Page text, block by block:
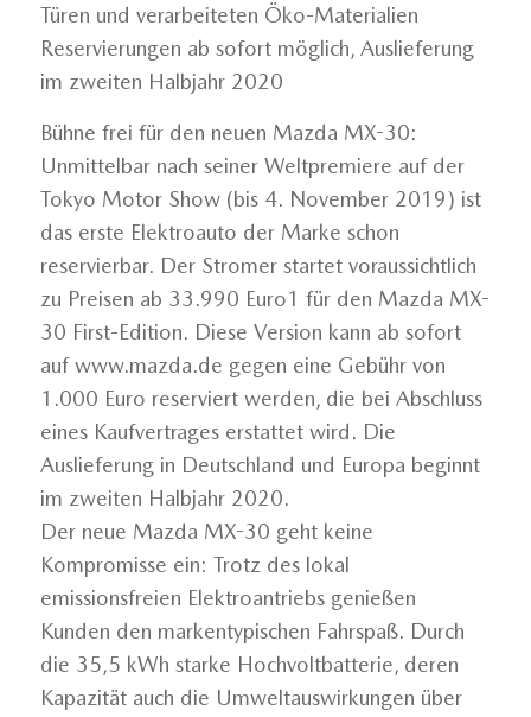
Türen und verarbeiteten Öko-Materialien
Reservierungen ab sofort möglich, Auslieferung
im zweiten Halbjahr 2020
Bühne frei für den neuen Mazda MX-30:
Unmittelbar nach seiner Weltpremiere auf der
Tokyo Motor Show (bis 4. November 2019) ist
das erste Elektroauto der Marke schon
reservierbar. Der Stromer startet voraussichtlich
zu Preisen ab 33.990 Euro1 für den Mazda MX-
30 First-Edition. Diese Version kann ab sofort
auf www.mazda.de gegen eine Gebühr von
1.000 Euro reserviert werden, die bei Abschluss
eines Kaufvertrages erstattet wird. Die
Auslieferung in Deutschland und Europa beginnt
im zweiten Halbjahr 2020.
Der neue Mazda MX-30 geht keine
Kompromisse ein: Trotz des lokal
emissionsfreien Elektroantriebs genießen
Kunden den markentypischen Fahrspaß. Durch
die 35,5 kWh starke Hochvoltbatterie, deren
Kapazität auch die Umweltauswirkungen über